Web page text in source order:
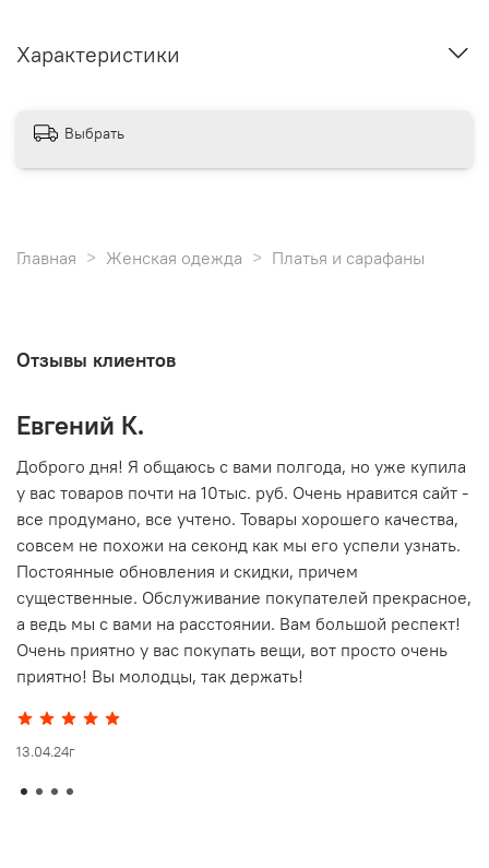
Характеристики
Выбрать
Главная Женская одежда Платья и сарафаны
Отзывы клиентов
Евгений К.
Доброго дня! Я общаюсь с вами полгода, но уже купила
у вас товаров почти на 10тыс. руб. Очень нравится сайт -
все продумано, все учтено. Товары хорошего качества,
совсем не похожи на секонд как мы его успели узнать.
Постоянные обновления и скидки, причем
существенные. Обслуживание покупателей прекрасное,
а ведь мы с вами на расстоянии. Вам большой респект!
Очень приятно у вас покупать вещи, вот просто очень
приятно! Вы молодцы, так держать!
13.04.24г